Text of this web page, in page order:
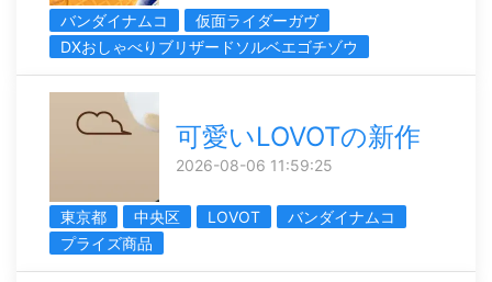
バンダイナムコ
仮面ライダーガヴ
DXおしゃべりブリザードソルベエゴチゾウ
可愛いLOVOTの新作
2026-08-06 11:59:25
東京都 中央区 LOVOT
バンダイナムコ
プライズ商品